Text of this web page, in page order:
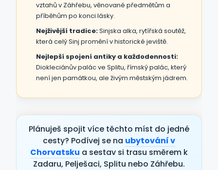
vztahů v Záhřebu, věnované předmětům a
příběhům po konci lásky.
Nejživější tradice:Sinjska alka, rytířská soutěž,
která celý Sinj promění v historické jeviště.
Nejlepší spojení antiky a každodennosti:
Diokleciánův palác ve Splitu, římský palác, který
není jen památkou, ale živým městským jádrem.
Plánuješ spojit více těchto míst do jedné
cesty? Podívej se na ubytování v
Chorvatsku a sestav si trasu směrem k
Zadaru, Pelješaci, Splitu nebo Záhřebu.